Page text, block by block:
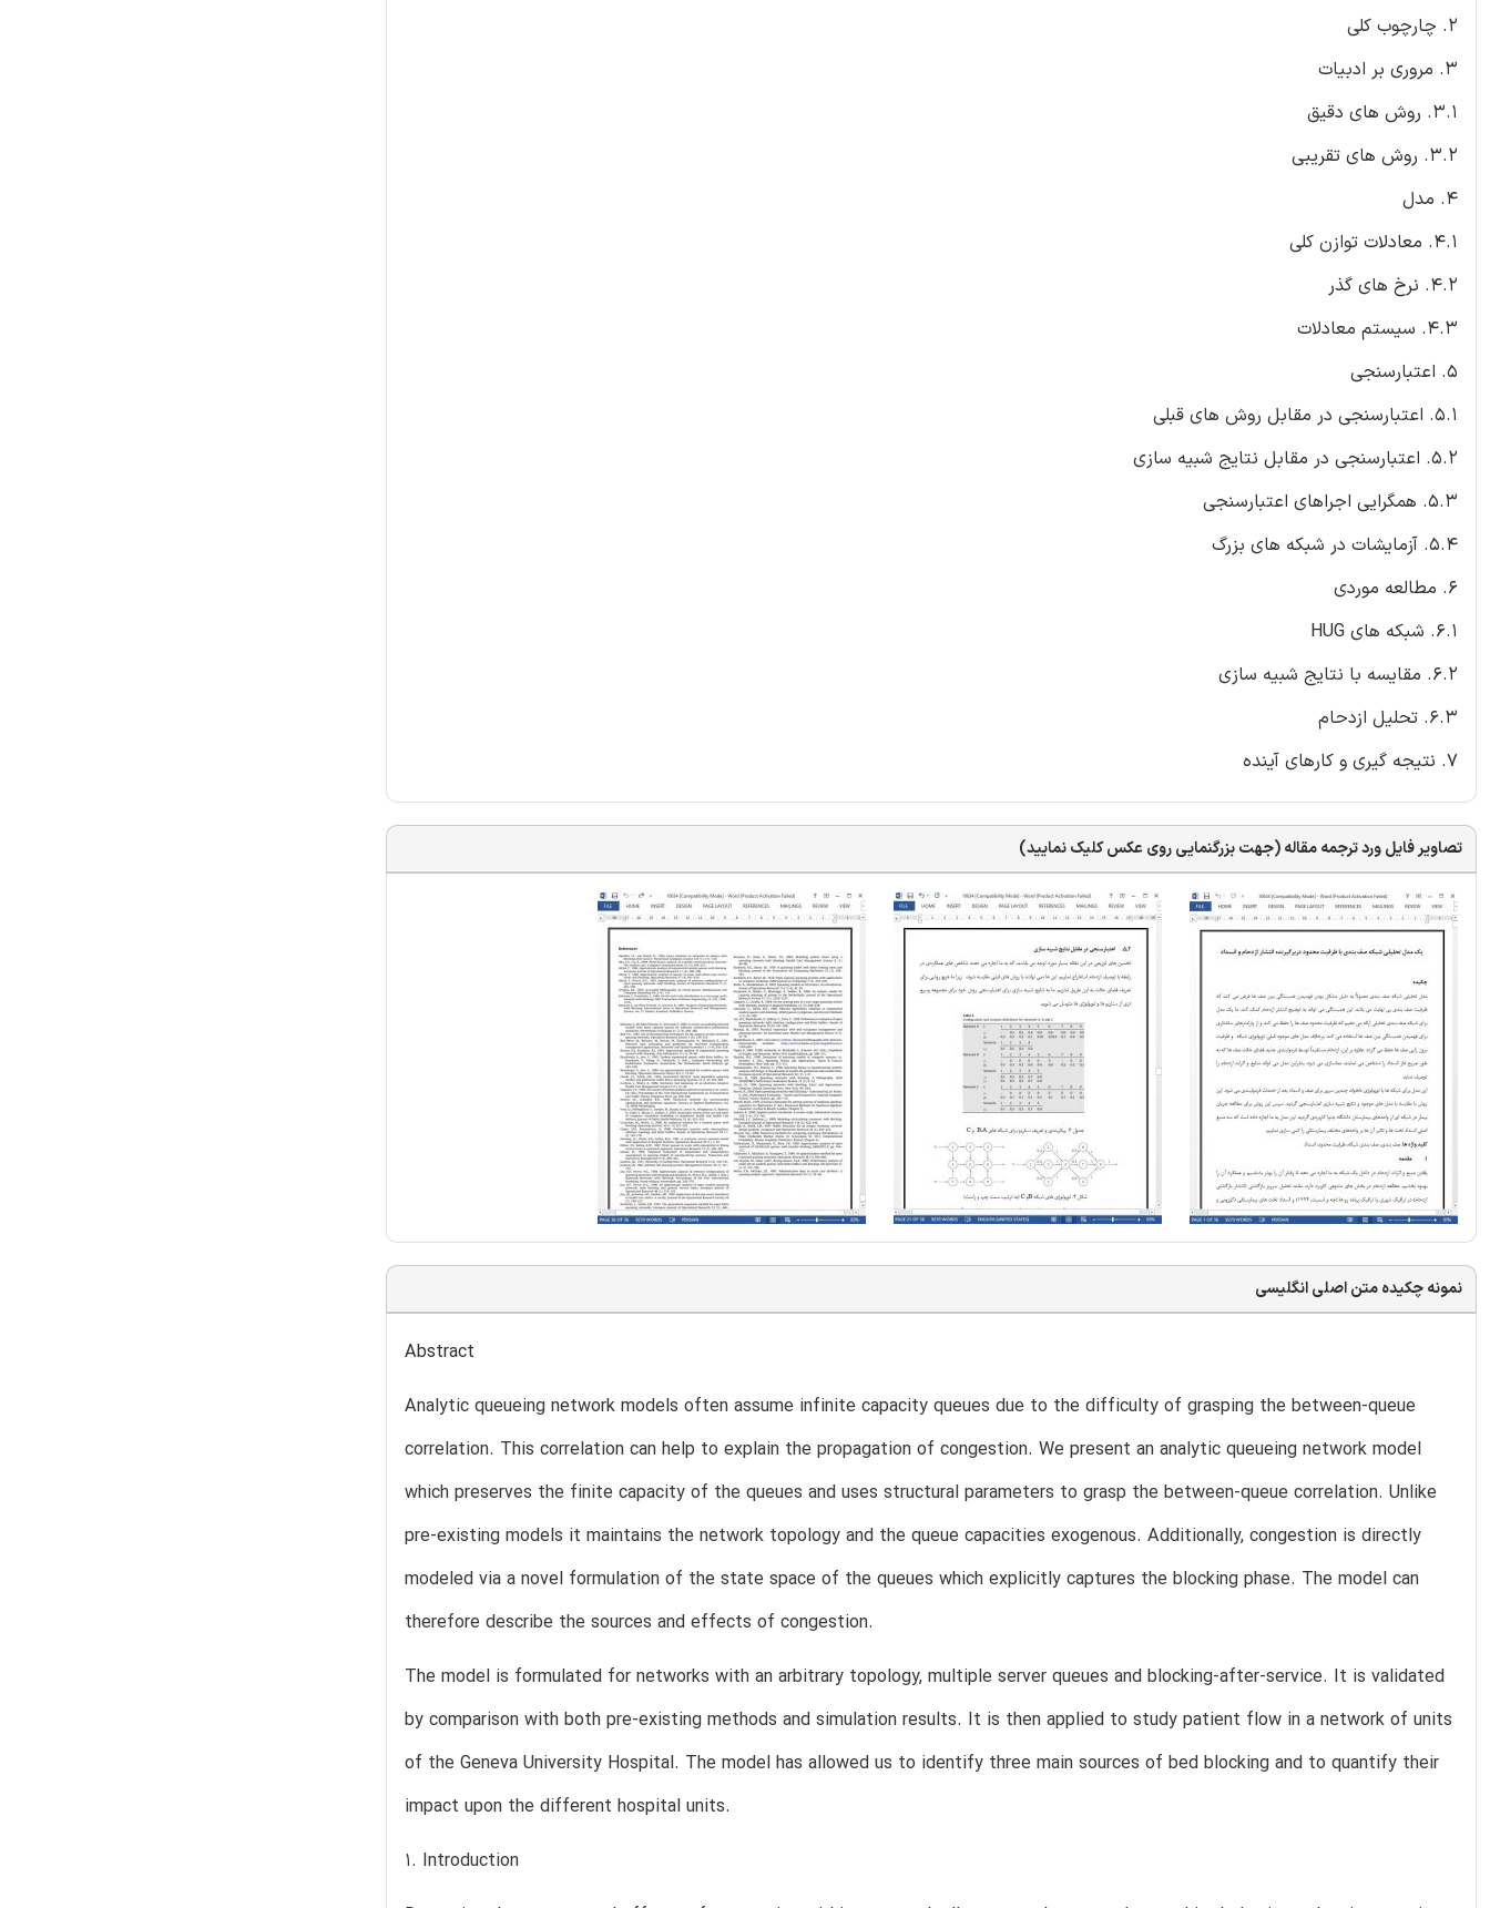
2. چارچوب کلی
3. مروری بر ادبیات
3.1. روش های دقیق
3.2. روش های تقریبی
4. مدل
4.1. معادلات توازن کلی
4.2. نرخ های گذر
4.3. سیستم معادلات
5. اعتبارسنجی
5.1. اعتبارسنجی در مقابل روش های قبلی
5.2. اعتبارسنجی در مقابل نتایج شبیه سازی
5.3. همگرایی اجراهای اعتبارسنجی
5.4. آزمایشات در شبکه های بزرگ
6. مطالعه موردی
6.1. شبکه های HUG
6.2. مقایسه با نتایج شبیه سازی
6.3. تحلیل ازدحام
7. نتیجه گیری و کارهای آینده
تصاویر فایل ورد ترجمه مقاله (جهت بزرگنمایی روی عکس کلیک نمایید)
نمونه چکیده متن اصلی انگلیسی
Abstract
Analytic queueing network models often assume infinite capacity queues due to the difficulty of grasping the between-queue
correlation. This correlation can help to explain the propagation of congestion. We present an analytic queueing network model
which preserves the finite capacity of the queues and uses structural parameters to grasp the between-queue correlation. Unlike
pre-existing models it maintains the network topology and the queue capacities exogenous. Additionally, congestion is directly
modeled via a novel formulation of the state space of the queues which explicitly captures the blocking phase. The model can
therefore describe the sources and effects of congestion.
The model is formulated for networks with an arbitrary topology, multiple server queues and blocking-after-service. It is validated
by comparison with both pre-existing methods and simulation results. It is then applied to study patient flow in a network of units
of the Geneva University Hospital. The model has allowed us to identify three main sources of bed blocking and to quantify their
impact upon the different hospital units.
1. Introduction